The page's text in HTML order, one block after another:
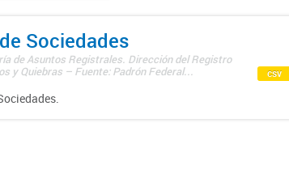
Sociedades
de Asuntos Registrales. Dirección del Registro
y Quiebras – Fuente: Padrón Federal...
csv